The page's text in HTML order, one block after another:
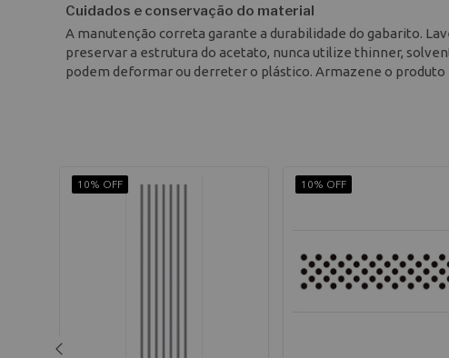
Cuidados e conservação do material
A manutenção correta garante a durabilidade do gabarito.
preservar a estrutura do acetato, nunca utilize thinner,
podem deformar ou derreter o plástico. Armazene o produto
10% OFF 10% OFF